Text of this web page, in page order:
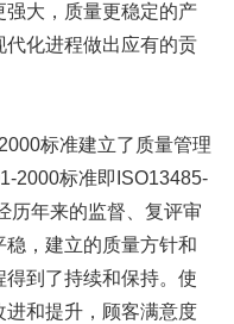
强大，质量更稳定的产
化进程做出应有的贡
标准建立了质量管理
2000标准即ISO13485-
历年来的监督、复评审
，建立的质量方针和
得到了持续和保持。使
和提升，顾客满意度